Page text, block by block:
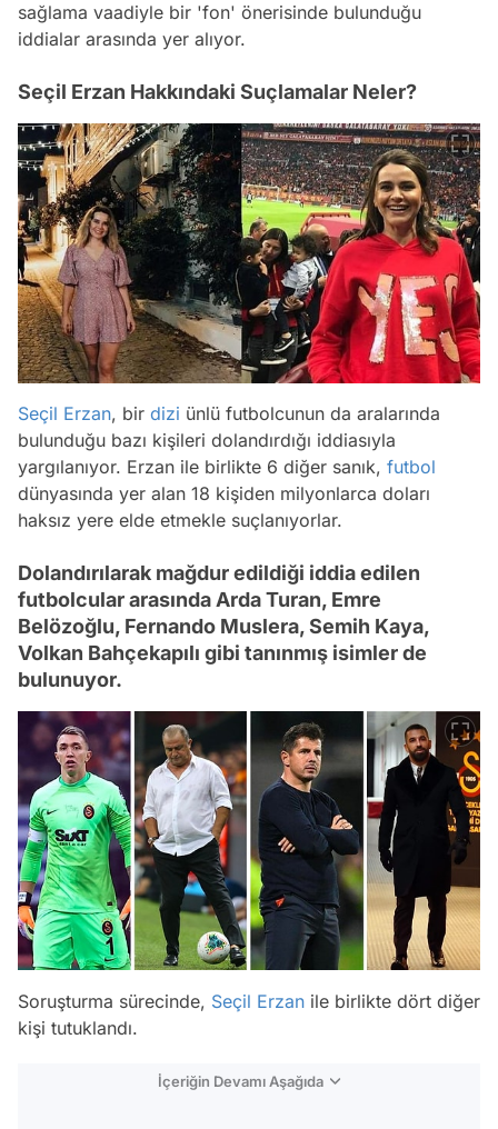
sağlama vaadiyle bir 'fon' önerisinde bulunduğu
iddialar arasında yer alıyor.
Seçil Erzan Hakkındaki Suçlamalar Neler?
Seçil Erzan, bir dizi ünlü futbolcunun da aralarında
bulunduğu bazı kişileri dolandırdığı iddiasıyla
yargılanıyor. Erzan ile birlikte 6 diğer sanık, futbol
dünyasında yer alan 18 kişiden milyonlarca doları
haksız yere elde etmekle suçlanıyorlar.
Dolandırılarak mağdur edildiği iddia edilen
futbolcular arasında Arda Turan, Emre
Belözoğlu, Fernando Muslera, Semih Kaya,
Volkan Bahçekapılı gibi tanınmış isimler de
bulunuyor.
Soruşturma sürecinde, Seçil Erzan ile birlikte dört diğer
kişi tutuklandı.
İçeriğin Devamı Aşağıda